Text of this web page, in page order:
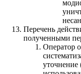
Перечень
полученными
Оператор
уточнение